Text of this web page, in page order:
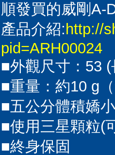
順發買的威剛A-
產品介紹: http://
pid=ARH00024
■外觀尺寸：53
■重量：約10 g
■五公分體積嬌小
■使用三星顆粒(
■終身保固